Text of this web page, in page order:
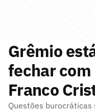
Grêmio
fechar
Franco
Questões